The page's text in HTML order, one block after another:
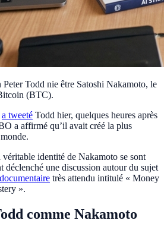
Todd nie être Satoshi Nakamoto, le
(BTC).
a tweeté Todd hier, quelques heures après
a affirmé qu’il avait créé la plus
identité de Nakamoto se sont
déclenché une discussion autour du sujet
documentaire très attendu intitulé « Money
».
comme Nakamoto